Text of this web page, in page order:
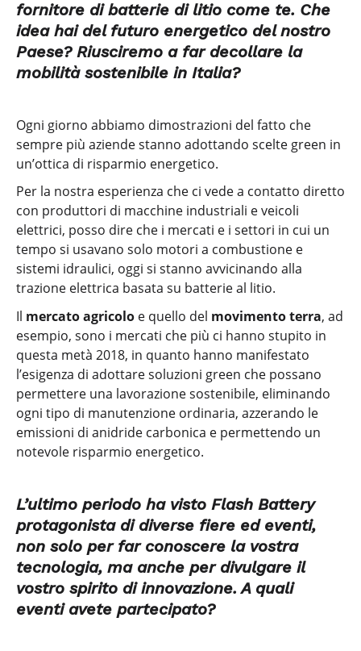
fornitore di batterie di litio come te. Che
idea hai del futuro energetico del nostro
Paese? Riusciremo a far decollare la
mobilità sostenibile in Italia?
Ogni giorno abbiamo dimostrazioni del fatto che
sempre più aziende stanno adottando scelte green in
un’ottica di risparmio energetico.
Per la nostra esperienza che ci vede a contatto diretto
con produttori di macchine industriali e veicoli
elettrici, posso dire che i mercati e i settori in cui un
tempo si usavano solo motori a combustione e
sistemi idraulici, oggi si stanno avvicinando alla
trazione elettrica basata su batterie al litio.
Il mercato agricolo e quello del movimento terra, ad
esempio, sono i mercati che più ci hanno stupito in
questa metà 2018, in quanto hanno manifestato
l’esigenza di adottare soluzioni green che possano
permettere una lavorazione sostenibile, eliminando
ogni tipo di manutenzione ordinaria, azzerando le
emissioni di anidride carbonica e permettendo un
notevole risparmio energetico.
L’ultimo periodo ha visto Flash Battery
protagonista di diverse fiere ed eventi,
non solo per far conoscere la vostra
tecnologia, ma anche per divulgare il
vostro spirito di innovazione. A quali
eventi avete partecipato?